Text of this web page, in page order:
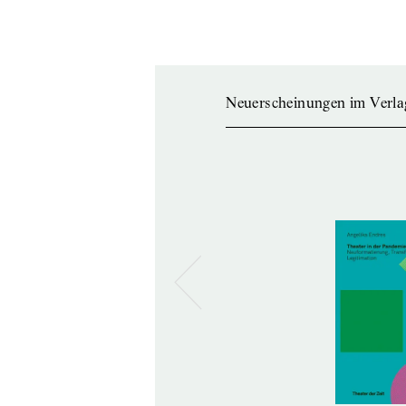
Neuerscheinungen im